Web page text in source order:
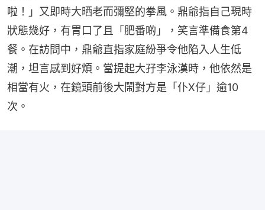
啦！」又即時大晒老而彌堅的拳風。鼎爺指自己現時
狀態幾好，有胃口了且「肥番啲」，笑言準備食第4
餐。在訪問中，鼎爺直指家庭紛爭令他陷入人生低
潮，坦言感到好煩。當提起大孖李泳漢時，他依然是
相當有火，在鏡頭前後大鬧對方是「仆X仔」逾10
次。